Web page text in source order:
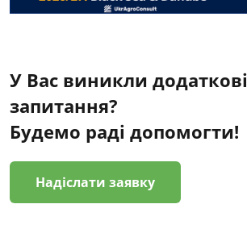
У Вас виникли додаткові
запитання?
Будемо раді допомогти!
Надіслати заявку